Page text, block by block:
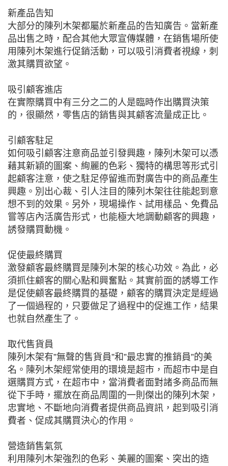
新產品告知
大部分的陳列木架都屬於新產品的告知廣告。當新產
品出售之時，配合其他大眾宣傳媒體，在銷售場所使
用陳列木架進行促銷活動，可以吸引消費者視線，刺
激其購買欲望。
吸引顧客進店
在實際購買中有三分之二的人是臨時作出購買決策
的，很顯然，零售店的銷售與其顧客流量成正比。
引顧客駐足
如何吸引顧客注意商品並引發興趣，陳列木架可以憑
藉其新穎的圖案、絢麗的色彩、獨特的構思等形式引
起顧客注意，使之駐足停留進而對廣告中的商品產生
興趣。別出心裁、引人注目的陳列木架往往能起到意
想不到的效果。另外，現場操作、試用樣品、免費品
嘗等店內活廣告形式，也能極大地調動顧客的興趣，
誘發購買動機。
促使最終購買
激發顧客最終購買是陳列木架的核心功效。為此，必
須抓住顧客的關心點和興奮點。其實前面的誘導工作
是促使顧客最終購買的基礎，顧客的購買決定是經過
了一個過程的，只要做足了過程中的促進工作，結果
也就自然產生了。
取代售貨員
陳列木架有”無聲的售貨員”和”最忠實的推銷員”的美
名。陳列木架經常使用的環境是超市，而超市中是自
選購買方式，在超市中，當消費者面對諸多商品而無
從下手時，擺放在商品周圍的一則傑出的陳列木架，
忠實地、不斷地向消費者提供商品資訊，起到吸引消
費者、促成其購買決心的作用。
營造銷售氣氛
利用陳列木架強烈的色彩、美麗的圖案、突出的造